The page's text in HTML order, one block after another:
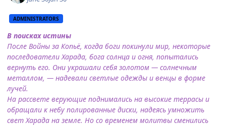
ADMINISTRATORS
В поисках истины
После Войны за Копьё, когда боги покинули мир, некоторые
последователи Харада, бога солнца и огня, попытались
вернуть его. Они украшали себя золотом — солнечным
металлом, — надевали светлые одежды и венцы в форме
лучей.
На рассвете верующие поднимались на высокие террасы и
обращали к небу полированные диски, надеясь умножить
свет Харада на земле. Но со временем молитвы сменились